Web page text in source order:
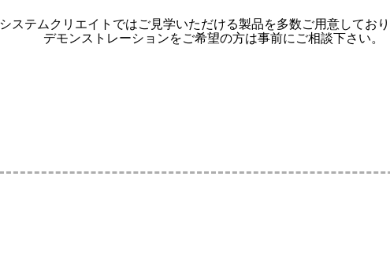
システムクリエイトではご見学いただける製品を多数ご用意してお
デモンストレーションをご希望の方は事前にご相談下さい。